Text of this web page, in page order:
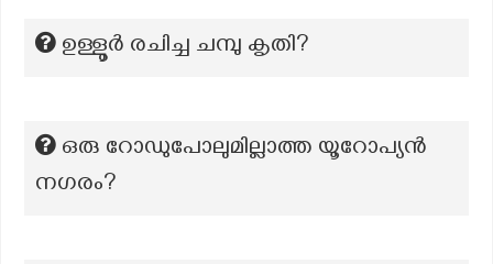
ഉള്ളൂർ രചിച്ച ചമ്പു കൃതി?
ഒരു റോഡുപോലുമില്ലാത്ത യൂറോപ്യൻ
നഗരം?